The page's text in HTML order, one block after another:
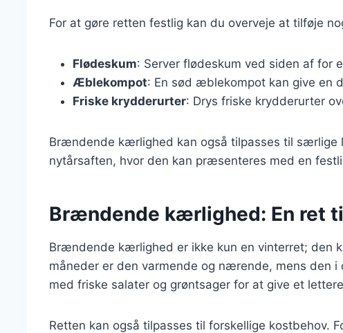
For at gøre retten festlig kan du overveje at tilføje
Flødeskum: Server flødeskum ved siden af for
Æblekompot: En sød æblekompot kan give en
Friske krydderurter: Drys friske krydderurter
Brændende kærlighed kan også tilpasses til særlige
nytårsaften, hvor den kan præsenteres med en
Brændende kærlighed: En ret
Brændende kærlighed er ikke kun en vinterret; den
måneder er den varmende og nærende, mens den i
med friske salater og grøntsager for at give et
Retten kan også tilpasses til forskellige kostbehov.